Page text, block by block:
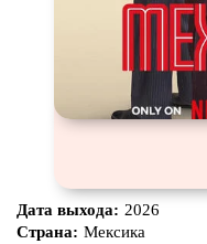
Дата выхода: 2026
Страна: Мексика